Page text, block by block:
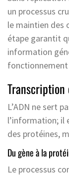
un processus
le maintien des
étape garantit
information
fonctionnement
L’ADN ne sert
l’information; il
des protéines,
Du gène à la
Le processus